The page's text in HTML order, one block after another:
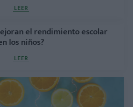
LEER
el rendimiento escolar
los niños?
LEER